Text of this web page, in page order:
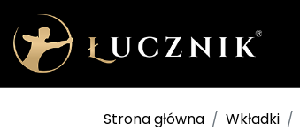
Strona główna Wkładki